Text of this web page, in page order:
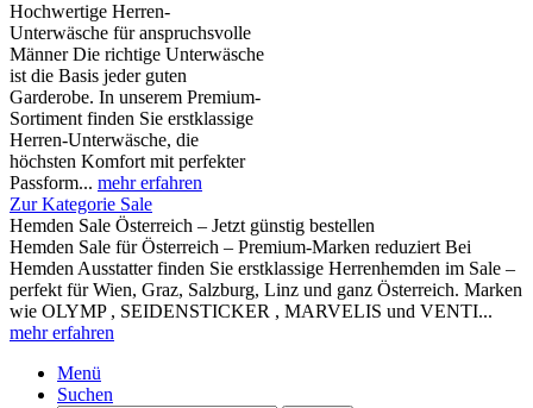
Hochwertige Herren-
Unterwäsche für anspruchsvolle
Männer Die richtige Unterwäsche
ist die Basis jeder guten
Garderobe. In unserem Premium-
Sortiment finden Sie erstklassige
Herren-Unterwäsche, die
höchsten Komfort mit perfekter
Passform... mehr erfahren
Zur Kategorie Sale
Hemden Sale Österreich – Jetzt günstig bestellen
Hemden Sale für Österreich – Premium-Marken reduziert Bei
Hemden Ausstatter finden Sie erstklassige Herrenhemden im Sale –
perfekt für Wien, Graz, Salzburg, Linz und ganz Österreich. Marken
wie OLYMP , SEIDENSTICKER , MARVELIS und VENTI...
mehr erfahren
Menü
Suchen